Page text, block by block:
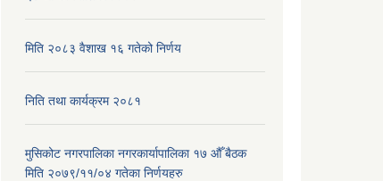
मिति २०८३ वैशाख १६ गतेको निर्णय
निति तथा कार्यक्रम २०८१
मुसिकोट नगरपालिका नगरकार्यापालिका १७ औँ बैठक
मिति २०७९/११/०४ गतेका निर्णयहरु